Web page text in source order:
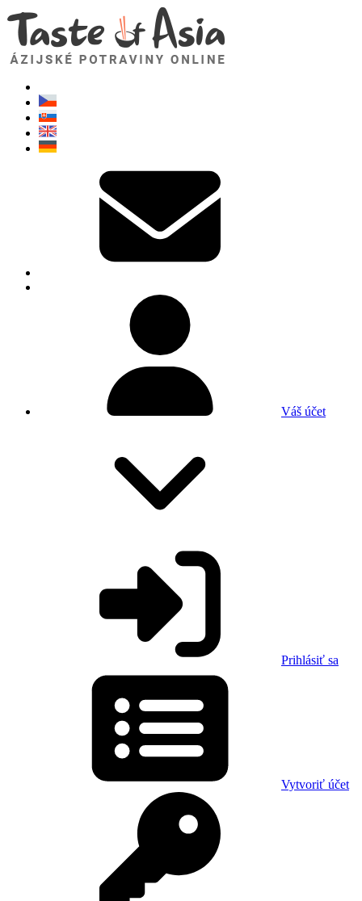
Váš účet
Prihlásiť sa
Vytvoriť účet
TasteOfAsia.sk
Neváhajte sa opýtať. Som tu pre vás!